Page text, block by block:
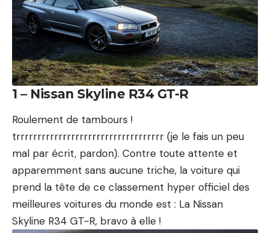
1 – Nissan Skyline R34 GT-R
Roulement de tambours !
trrrrrrrrrrrrrrrrrrrrrrrrrrrrrrrrrrr (je le fais un peu
mal par écrit, pardon). Contre toute attente et
apparemment sans aucune triche, la voiture qui
prend la tête de ce classement hyper officiel des
meilleures voitures du monde est : La Nissan
Skyline R34 GT-R, bravo à elle !